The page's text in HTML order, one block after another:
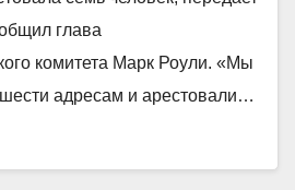
глава
комитета Марк Роули. «Мы
адресам и арестовали…